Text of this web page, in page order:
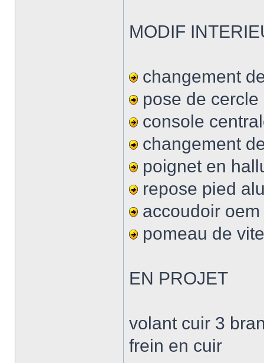
MODIF
changement
pose de
console
changement
poignet en
repose pied
accoudoir oem
pomeau de
EN PROJET
volant cuir 3
frein en cuir